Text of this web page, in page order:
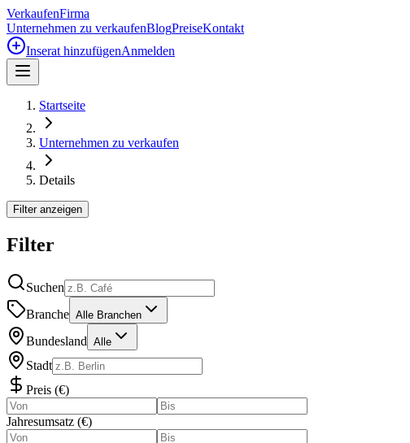
VerkaufenFirma
Unternehmen zu verkaufenBlogPreiseKontakt
Inserat hinzufügenAnmelden
Startseite
Unternehmen zu verkaufen
Details
Filter anzeigen
Filter
Suchen
Branche Alle Branchen
Bundesland Alle
Stadt
Preis (€)
Jahresumsatz (€)